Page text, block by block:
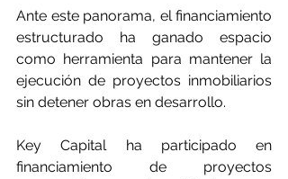
Ante este panorama, el financiamiento
estructurado ha ganado espacio
como herramienta para mantener la
ejecución de proyectos inmobiliarios
sin detener obras en desarrollo.
Key Capital ha participado en
financiamiento de proyectos